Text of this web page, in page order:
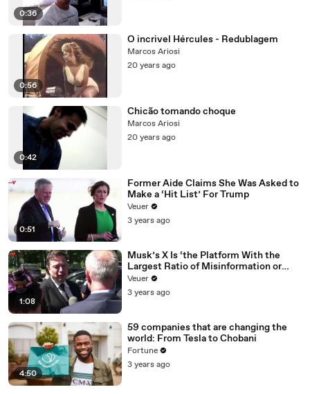
0:36
0:56
O incrivel Hércules - Redublagem
Marcos Ariosi
20 years ago
0:42
Chicão tomando choque
Marcos Ariosi
20 years ago
0:51
Former Aide Claims She Was Asked to
Make a ‘Hit List’ For Trump
Veuer
3 years ago
1:08
Musk’s X Is ‘the Platform With the
Largest Ratio of Misinformation or
Disinformation’ Amongst All Social
Media Platforms
Veuer
3 years ago
4:50
59 companies that are changing the
world: From Tesla to Chobani
Fortune
3 years ago